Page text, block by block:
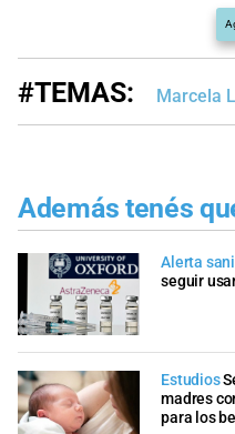
#TEMAS: Marcela
Además tenés
Alerta
seguir
Estudios
madres
para los